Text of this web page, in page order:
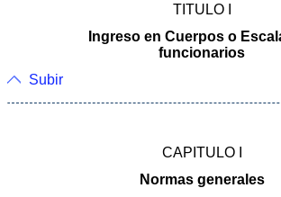
TITULO I
Ingreso en Cuerpos o
funcionarios
Subir
CAPITULO I
Normas generales